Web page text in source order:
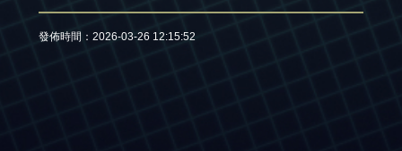
發佈時間：2026-03-26 12:15:52